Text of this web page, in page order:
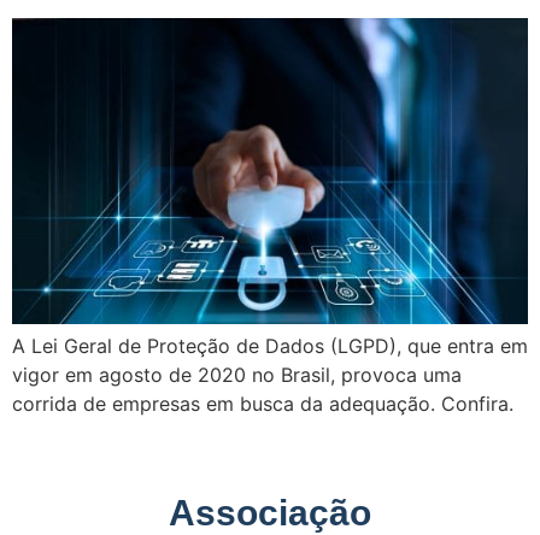
A Lei Geral de Proteção de Dados (LGPD), que entra em
vigor em agosto de 2020 no Brasil, provoca uma
corrida de empresas em busca da adequação. Confira.
Associação